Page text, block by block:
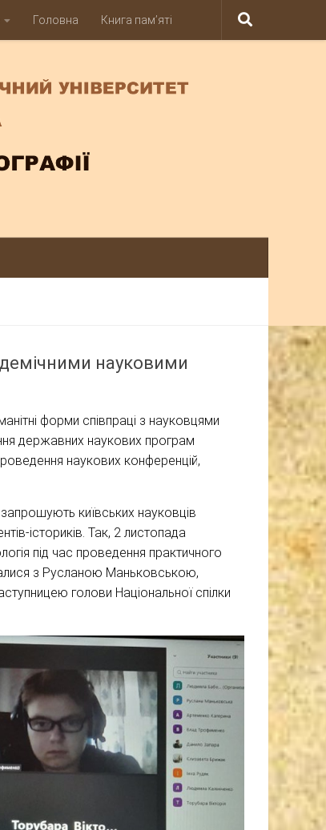
Головна Книга пам’яті
науковими
форми співпраці з науковцями
державних наукових програм
проведення наукових конференцій,
київських науковців
істориків. Так, 2 листопада
під час проведення практичного
з Русланою Маньковською,
голови Національної спілки